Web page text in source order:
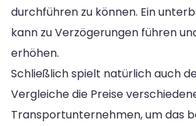
durchführen zu können. Ein
kann zu Verzögerungen führen
erhöhen.
Schließlich spielt natürlich auch
Vergleiche die Preise
Transportunternehmen, um das